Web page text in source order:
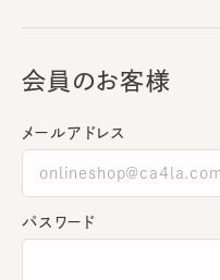
会員のお客様
メールアドレス
パスワード